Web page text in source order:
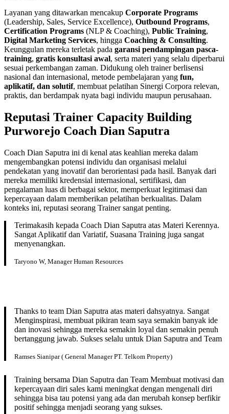
Layanan yang ditawarkan mencakup Corporate Programs
(Leadership, Sales, Service Excellence), Outbound Programs,
Certification Programs (NLP & Coaching), Public Training,
Digital Marketing Services, hingga Coaching & Consulting.
Keunggulan mereka terletak pada garansi pendampingan pasca-
training, gratis konsultasi awal, serta materi yang selalu diperbarui
sesuai perkembangan zaman. Didukung oleh trainer berlisensi
nasional dan internasional, metode pembelajaran yang fun,
aplikatif, dan solutif, membuat pelatihan Sinergi Corpora relevan,
praktis, dan berdampak nyata bagi individu maupun perusahaan.
Reputasi Trainer Capacity Building
Purworejo Coach Dian Saputra
Coach Dian Saputra ini di kenal atas keahlian mereka dalam
mengembangkan potensi individu dan organisasi melalui
pendekatan yang inovatif dan berorientasi pada hasil. Banyak dari
mereka memiliki kredensial internasional, sertifikasi, dan
pengalaman luas di berbagai sektor, memperkuat legitimasi dan
kepercayaan dalam memberikan pelatihan berkualitas. Dalam
konteks ini, reputasi seorang Trainer sangat penting.
Terimakasih kepada Coach Dian Saputra atas Materi Kerennya.
Sangat Aplikatif dan Variatif, Suasana Training juga sangat
menyenangkan.
Taryono W, Manager Human Resources
Thanks to team Dian Saputra atas materi dahsyatnya. Sangat
Menginspirasi, membuat pikiran team saya semakin banyak ide
dan inovasi sehingga mereka semakin loyal dan semakin penuh
bertanggung jawab. Sukses selalu untuk Dian Saputra and Team
Ramses Sianipar ( General Manager PT. Telkom Property)
Training bersama Dian Saputra dan Team Membuat motivasi dan
kepercayaan diri sales kami meningkat dengan mengenali diri
sehingga bisa tau potensi yang ada dan merubah konsep berfikir
positif sehingga menjadi seorang yang sukses.